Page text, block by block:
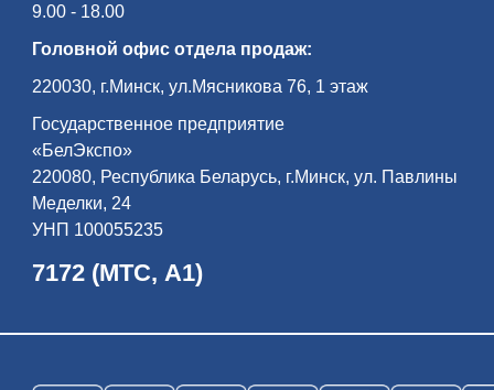
9.00 - 18.00
Головной офис отдела продаж:
220030, г.Минск, ул.Мясникова 76, 1 этаж
Государственное предприятие
«БелЭкспо»
220080, Республика Беларусь, г.Минск, ул. Павлины
Меделки, 24
УНП 100055235
7172 (МТС, А1)